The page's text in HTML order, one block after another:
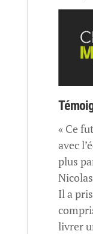
« Ce
avec
plus
Il a
livrer